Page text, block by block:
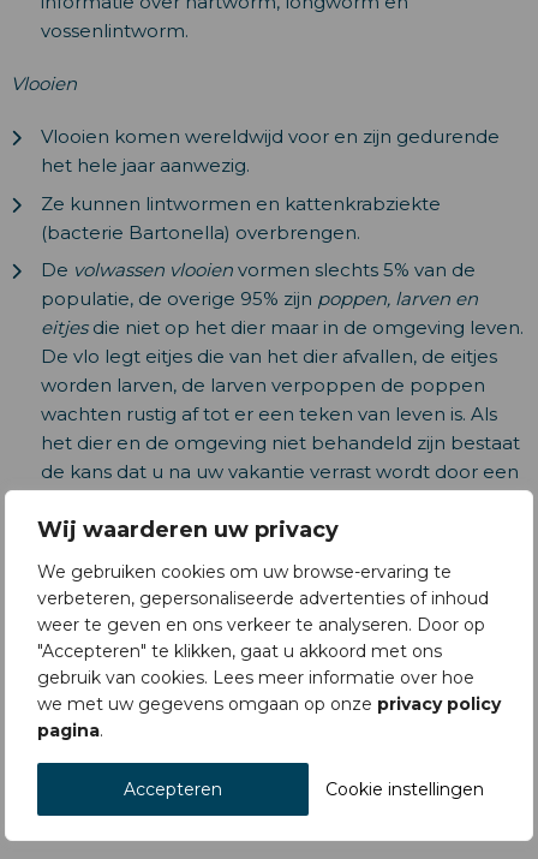
Wij waarderen uw privacy
We gebruiken cookies om uw browse-ervaring te
verbeteren, gepersonaliseerde advertenties of inhoud
weer te geven en ons verkeer te analyseren. Door op
"Accepteren" te klikken, gaat u akkoord met ons
gebruik van cookies. Lees meer informatie over hoe
we met uw gegevens omgaan op onze privacy policy
pagina.
Cookie instellingen
Accepteren
vossenlintworm.
Vlooien
Vlooien komen wereldwijd voor en zijn gedurende
het hele jaar aanwezig.
Ze kunnen lintwormen en kattenkrabziekte
(bacterie Bartonella) overbrengen.
De volwassen vlooienvormen slechts 5% van de
populatie, de overige 95% zijn poppen, larven en
eitjesdie niet op het dier maar in de omgeving leven.
De vlo legt eitjes die van het dier afvallen, de eitjes
worden larven, de larven verpoppen de poppen
wachten rustig af tot er een teken van leven is. Als
het dier en de omgeving niet behandeld zijn bestaat
de kans dat u na uw vakantie verrast wordt door een
Meer weten?vlooien
Teken
In Nederland komen veel teken voor, in het
buitenland kunnen teken besmet zijn met
gevaarlijke overdraagbare ziekten (zie ‘Ongewenste
parasieten uit het buitenland’).
Voor de preventie van door teken overgedragen
ziektes zijn tekenbestrijding en het consequent